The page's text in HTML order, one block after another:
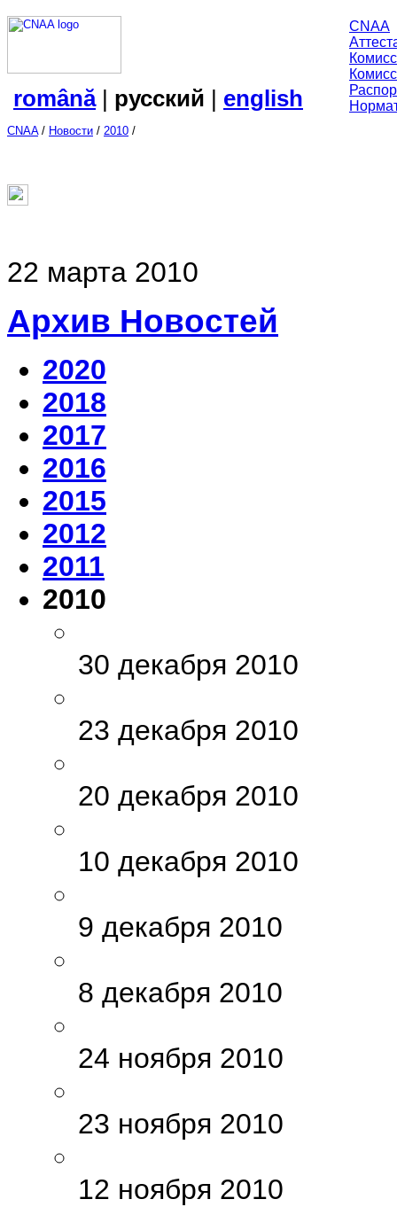
CNAA
română| русский | english
CNAA/ Новости / 2010 /
22 марта 2010
Архив Новостей
2020
2018
2017
2016
2015
2012
2011
2010
30 декабря 2010
23 декабря 2010
20 декабря 2010
10 декабря 2010
9 декабря 2010
8 декабря 2010
24 ноября 2010
23 ноября 2010
12 ноября 2010